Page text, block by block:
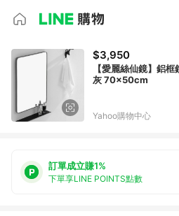
$3,950
【愛麗絲仙鏡】鋁
灰 70x50cm
Yahoo購物中心
訂單成立賺1%
下單享LINE POINTS點數